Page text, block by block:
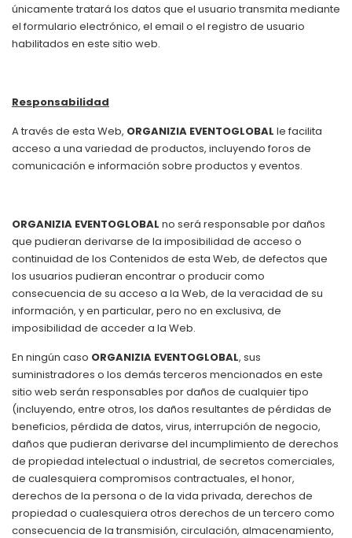
únicamente tratará los datos que el usuario transmita mediante
el formulario electrónico, el email o el registro de usuario
habilitados en este sitio web.
Responsabilidad
A través de esta Web, ORGANIZIA EVENTOGLOBAL le facilita
acceso a una variedad de productos, incluyendo foros de
comunicación e información sobre productos y eventos.
ORGANIZIA EVENTOGLOBAL no será responsable por daños
que pudieran derivarse de la imposibilidad de acceso o
continuidad de los Contenidos de esta Web, de defectos que
los usuarios pudieran encontrar o producir como
consecuencia de su acceso a la Web, de la veracidad de su
información, y en particular, pero no en exclusiva, de
imposibilidad de acceder a la Web.
En ningún caso ORGANIZIA EVENTOGLOBAL, sus
suministradores o los demás terceros mencionados en este
sitio web serán responsables por daños de cualquier tipo
(incluyendo, entre otros, los daños resultantes de pérdidas de
beneficios, pérdida de datos, virus, interrupción de negocio,
daños que pudieran derivarse del incumplimiento de derechos
de propiedad intelectual o industrial, de secretos comerciales,
de cualesquiera compromisos contractuales, el honor,
derechos de la persona o de la vida privada, derechos de
propiedad o cualesquiera otros derechos de un tercero como
consecuencia de la transmisión, circulación, almacenamiento,